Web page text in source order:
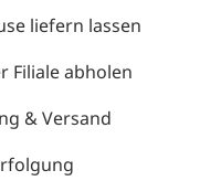
liefern lassen
Filiale abholen
& Versand